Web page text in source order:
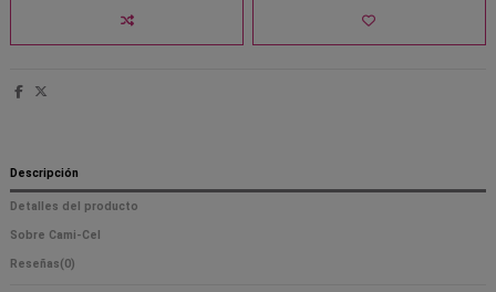
Descripción
Detalles del producto
Sobre Cami-Cel
Reseñas(0)